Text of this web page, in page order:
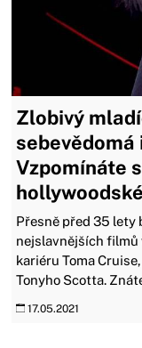
Zlobivý
Vzpomínáte
Přesně před 35 lety
nejslavnějších filmů
kariéru Toma
Tonyho Scotta.
17.05.2021